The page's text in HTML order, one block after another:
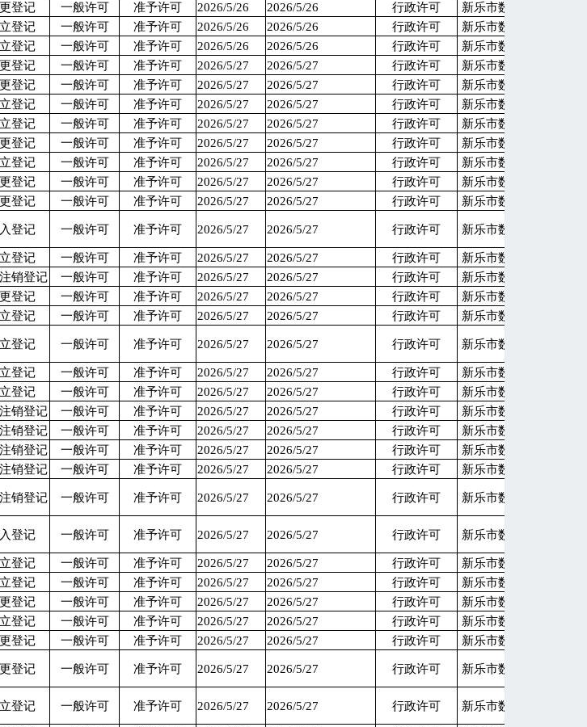
登记 一般许可 准予许可 2026/5/26 2026/5/26 行政许可
新乐市数据和政务服务
登记 一般许可 准予许可 2026/5/26 2026/5/26 行政许可
新乐市数据和政务服务
登记 一般许可 准予许可 2026/5/26 2026/5/26 行政许可
新乐市数据和政务服务
登记 一般许可 准予许可 2026/5/27 2026/5/27 行政许可
新乐市数据和政务服务
登记 一般许可 准予许可 2026/5/27 2026/5/27 行政许可
新乐市数据和政务服务
登记 一般许可 准予许可 2026/5/27 2026/5/27 行政许可
新乐市数据和政务服务
登记 一般许可 准予许可 2026/5/27 2026/5/27 行政许可
新乐市数据和政务服务
登记 一般许可 准予许可 2026/5/27 2026/5/27 行政许可
新乐市数据和政务服务
登记 一般许可 准予许可 2026/5/27 2026/5/27 行政许可
新乐市数据和政务服务
登记 一般许可 准予许可 2026/5/27 2026/5/27 行政许可
新乐市数据和政务服务
登记 一般许可 准予许可 2026/5/27 2026/5/27 行政许可 新乐市数据和政务服务
登记 一般许可 准予许可 2026/5/27 2026/5/27 行政许可 新乐市数据和政务服务
登记 一般许可 准予许可 2026/5/27 2026/5/27 行政许可
新乐市数据和政务服务
销登记 一般许可 准予许可 2026/5/27 2026/5/27 行政许可
新乐市数据和政务服务
登记 一般许可 准予许可 2026/5/27 2026/5/27 行政许可
新乐市数据和政务服务
登记 一般许可 准予许可 2026/5/27 2026/5/27 行政许可 新乐市数据和政务服务
登记 一般许可 准予许可 2026/5/27 2026/5/27 行政许可 新乐市数据和政务服务
登记 一般许可 准予许可 2026/5/27 2026/5/27 行政许可
新乐市数据和政务服务
登记 一般许可 准予许可 2026/5/27 2026/5/27 行政许可
新乐市数据和政务服务
销登记 一般许可 准予许可 2026/5/27 2026/5/27 行政许可
新乐市数据和政务服务
销登记 一般许可 准予许可 2026/5/27 2026/5/27 行政许可
新乐市数据和政务服务
销登记 一般许可 准予许可 2026/5/27 2026/5/27 行政许可
新乐市数据和政务服务
销登记 一般许可 准予许可 2026/5/27 2026/5/27 行政许可 新乐市数据和政务服务
销登记 一般许可 准予许可 2026/5/27 2026/5/27 行政许可 新乐市数据和政务服务
登记 一般许可 准予许可 2026/5/27 2026/5/27 行政许可 新乐市数据和政务服务
登记 一般许可 准予许可 2026/5/27 2026/5/27 行政许可
新乐市数据和政务服务
登记 一般许可 准予许可 2026/5/27 2026/5/27 行政许可
新乐市数据和政务服务
登记 一般许可 准予许可 2026/5/27 2026/5/27 行政许可
新乐市数据和政务服务
登记 一般许可 准予许可 2026/5/27 2026/5/27 行政许可
新乐市数据和政务服务
登记 一般许可 准予许可 2026/5/27 2026/5/27 行政许可 新乐市数据和政务服务
登记 一般许可 准予许可 2026/5/27 2026/5/27 行政许可 新乐市数据和政务服务
登记 一般许可 准予许可 2026/5/27 2026/5/27 行政许可 新乐市数据和政务服务